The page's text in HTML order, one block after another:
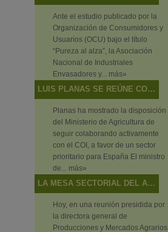
Ante el estudio publicado por la
Organización de Consumidores y
Usuarios (OCU) bajo el título
“Pureza al alza”, la Asociación
Nacional de Industriales
Envasadores y... más»
LUIS PLANAS SE REÚNE CON EL DIRECTOR EJECUTIVO DEL CONSEJO OLEÍCOLA INTERNACIONAL
Planas ha mostrado la disposición
del Ministerio de Agricultura de
seguir colaborando activamente
con el COI, a favor de un sector
prioritario para España El ministro
de... más»
LA MESA SECTORIAL DEL ACEITE DE OLIVA Y LA ACEITUNA DE MESA ANALIZA LA SITUACIÓN DEL SECTOR Y LAS ACTUACIONES DEL MINISTERIO EN RELACIÓN CON LOS MECANISMOS DE AUTORREGULACIÓN
Hoy, en una reunión presidida por
la directora general de
Producciones y Mercados Agrarios